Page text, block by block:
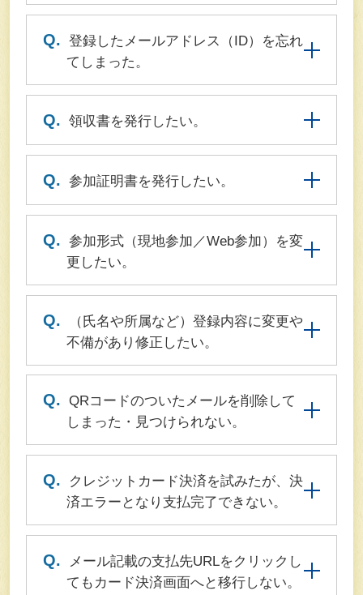
Q. 登録したメールアドレス（ID）を忘れ
てしまった。
Q. 領収書を発行したい。
Q. 参加証明書を発行したい。
Q. 参加形式（現地参加／Web参加）を変
更したい。
Q.
（氏名や所属など）登録内容に変更や
不備があり修正したい。
Q. QRコードのついたメールを削除して
しまった・見つけられない。
Q.
クレジットカード決済を試みたが、決
済エラーとなり支払完了できない。
Q.
メール記載の支払先URLをクリックし
てもカード決済画面へと移行しない。